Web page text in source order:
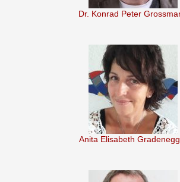
Dr. Konrad Peter
Anita Elisabeth